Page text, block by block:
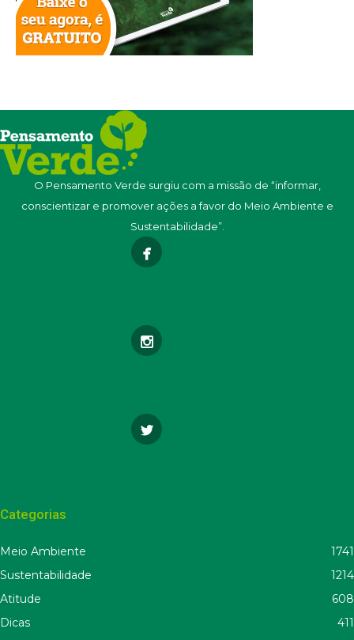
O Pensamento Verde surgiu com a missão de “informar,
conscientizar e promover ações a favor do Meio Ambiente e
Sustentabilidade”.
Categorias
Meio Ambiente
1741
Sustentabilidade
1214
Atitude
608
Dicas
411